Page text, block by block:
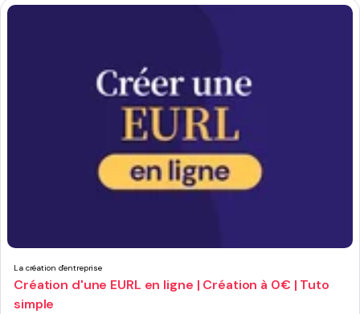
La création d'entreprise
Création d'une EURL en ligne | Création à 0€ | Tuto
simple